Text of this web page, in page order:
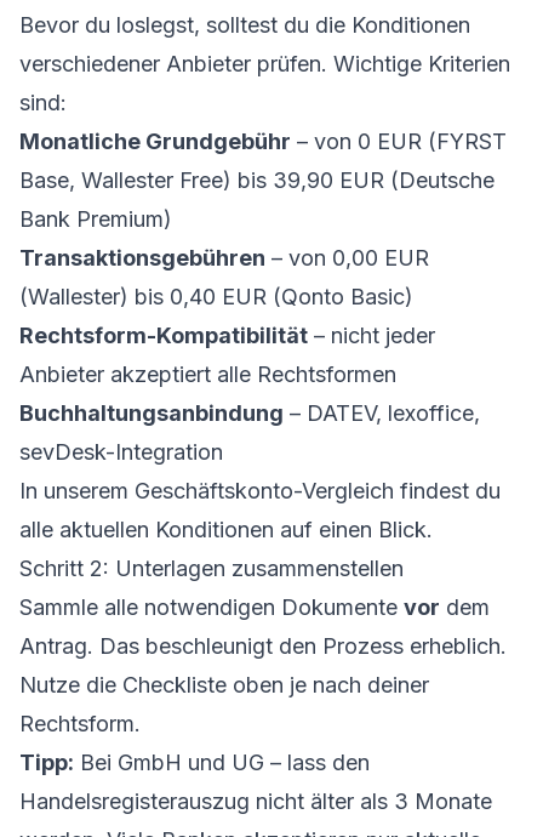
Bevor du loslegst, solltest du die Konditionen
verschiedener Anbieter prüfen. Wichtige Kriterien
sind:
Monatliche Grundgebühr – von 0 EUR (FYRST
Base, Wallester Free) bis 39,90 EUR (Deutsche
Bank Premium)
Transaktionsgebühren – von 0,00 EUR
(Wallester) bis 0,40 EUR (Qonto Basic)
Rechtsform-Kompatibilität – nicht jeder
Anbieter akzeptiert alle Rechtsformen
Buchhaltungsanbindung – DATEV, lexoffice,
sevDesk-Integration
In unserem Geschäftskonto-Vergleich findest du
alle aktuellen Konditionen auf einen Blick.
Schritt 2: Unterlagen zusammenstellen
Sammle alle notwendigen Dokumente vor dem
Antrag. Das beschleunigt den Prozess erheblich.
Nutze die Checkliste oben je nach deiner
Rechtsform.
Tipp: Bei GmbH und UG – lass den
Handelsregisterauszug nicht älter als 3 Monate